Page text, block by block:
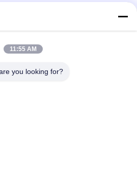
Alle
Militärsperre
11:55 AM
you looking for?